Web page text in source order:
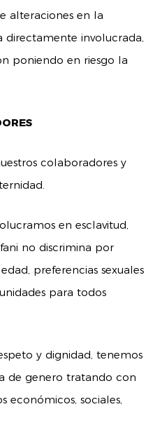
alteraciones en la
directamente involucrada,
poniendo en riesgo la
colaboradores y
en esclavitud,
no discrimina por
preferencias sexuales
para todos
y dignidad, tenemos
de genero tratando con
económicos, sociales,